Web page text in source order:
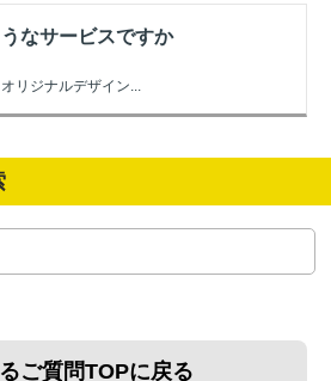
なサービスですか
リジナルデザイン...
ご質問TOPに戻る